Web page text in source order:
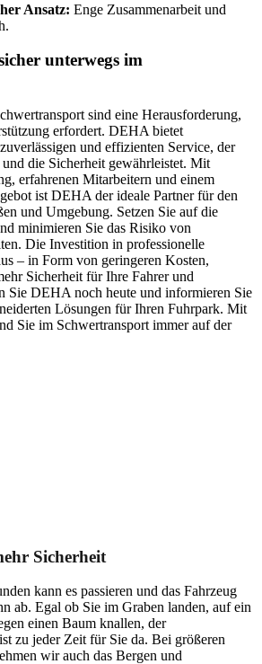
Ansatz: Enge Zusammenarbeit und
unterwegs im
sind eine Herausforderung,
erfordert. DEHA bietet
und effizienten Service, der
die Sicherheit gewährleistet. Mit
erfahrenen Mitarbeitern und einem
ist DEHA der ideale Partner für den
und Umgebung. Setzen Sie auf die
minimieren Sie das Risiko von
Die Investition in professionelle
– in Form von geringeren Kosten,
Sicherheit für Ihre Fahrer und
Sie DEHA noch heute und informieren Sie
Lösungen für Ihren Fuhrpark. Mit
Sie im Schwertransport immer auf der
Sicherheit
kann es passieren und das Fahrzeug
ab. Egal ob Sie im Graben landen, auf ein
einen Baum knallen, der
zu jeder Zeit für Sie da. Bei größeren
wir auch das Bergen und